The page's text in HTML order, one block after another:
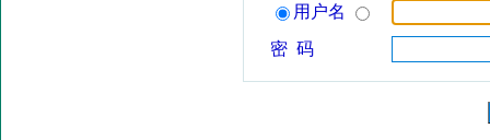
用户名
密 码